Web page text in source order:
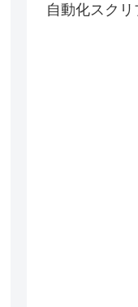
自動化スクリ